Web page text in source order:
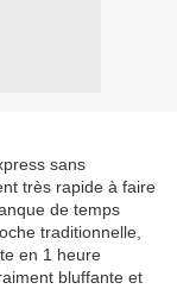
sans
très rapide à faire
de temps
traditionnelle,
en 1 heure
bluffante et